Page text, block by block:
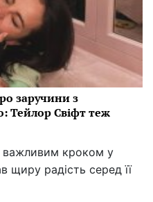
заручини з
Тейлор Свіфт теж
кроком у
щиру радість серед її